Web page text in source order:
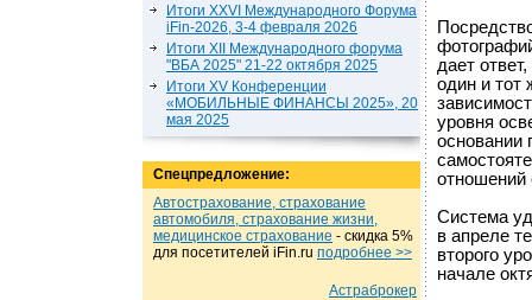
Итоги XXVI Международного Форума
iFin-2026, 3-4 февраля 2026
Итоги XII Международного форума
"ВБА 2025" 21-22 октября 2025
Итоги XV Конференции
«МОБИЛЬНЫЕ ФИНАНСЫ 2025», 20
мая 2025
Спецпредложение:
Автострахование, страхование
автомобиля, страхование жизни,
медицинское страхование - cкидка 5%
для посетителей iFin.ru подробнеe >>
Астраброкер
дает
один и тот
уровня
основании
отношений
Система
в апреле
второго
начале